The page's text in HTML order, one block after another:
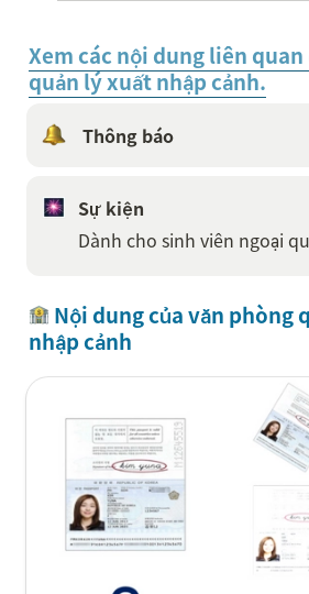
Xem các nội dung liên
quản lý xuất nhập cảnh.
Thông báo
Sự kiện
Dành cho sinh viên ngoại
Nội dung của văn phòng
nhập cảnh